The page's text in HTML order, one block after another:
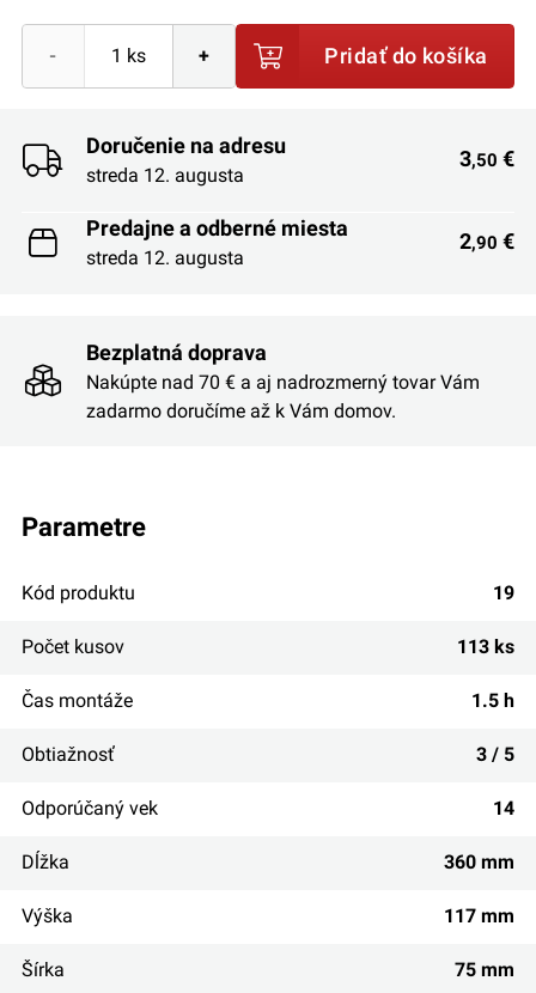
- + Pridať do košíka
Doručenie na adresu
streda 12. augusta
3,50 €
Predajne a odberné miesta
streda 12. augusta
2,90 €
Bezplatná doprava
Nakúpte nad 70 € a aj nadrozmerný tovar Vám
zadarmo doručíme až k Vám domov.
parametre
Kód produktu 19
Počet kusov 113 ks
Čas montáže 1.5 h
Obtiažnosť 3 / 5
Odporúčaný vek 14
Dĺžka 360 mm
Výška 117 mm
Šírka 75 mm